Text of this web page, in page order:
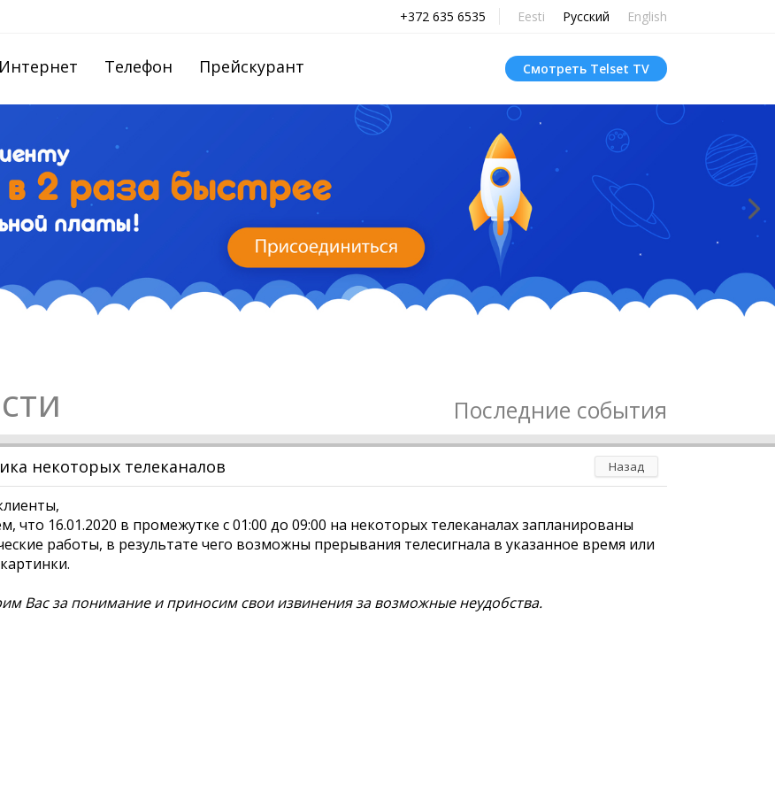
+372 635 6535 Eesti Русский English
Интернет Телефон Прейскурант Смотреть Telset TV
Последние события
некоторых телеканалов Назад
что 16.01.2020 в промежутке с 01:00 до 09:00 на некоторых телеканалах запланированы
работы, в результате чего возможны прерывания телесигнала в указанное время или
Вас за понимание и приносим свои извинения за возможные неудобства.